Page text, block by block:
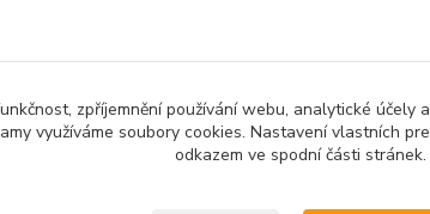
zpříjemnění používání webu, analytické účely
využíváme soubory cookies. Nastavení vlastních
odkazem ve spodní části stránek.